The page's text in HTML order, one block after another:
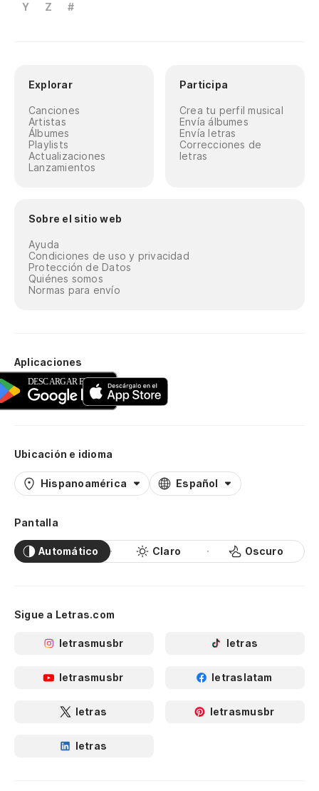
Y
Z #
Explorar
Canciones
Artistas
Álbumes
Playlists
Actualizaciones
Lanzamientos
Participa
Crea tu perfil musical
Envía álbumes
Envía letras
Correcciones de
letras
Sobre el sitio web
Ayuda
Condiciones de uso y privacidad
Protección de Datos
Quiénes somos
Normas para envío
Aplicaciones
Ubicación e idioma
Hispanoamérica Español
Pantalla
Automático Claro Oscuro
Sigue a Letras.com
letrasmusbr letras
letrasmusbr letraslatam
letras letrasmusbr
letras